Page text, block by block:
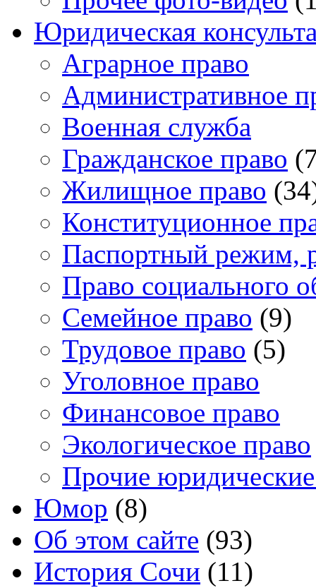
Юридическая
Аграрное право
Административное
Военная служба
Гражданское право
Жилищное право
Конституционное
Паспортный режим,
Право социального
Семейное право (9)
Трудовое право (5)
Уголовное право
Финансовое право
Экологическое право
Прочие
Юмор (8)
Об этом сайте (93)
История Сочи (11)